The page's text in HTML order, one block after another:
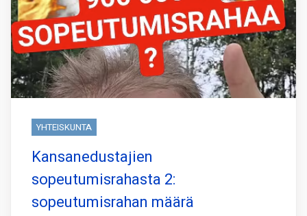
YHTEISKUNTA
Kansanedustajien
sopeutumisrahasta 2:
sopeutumisrahan määrä